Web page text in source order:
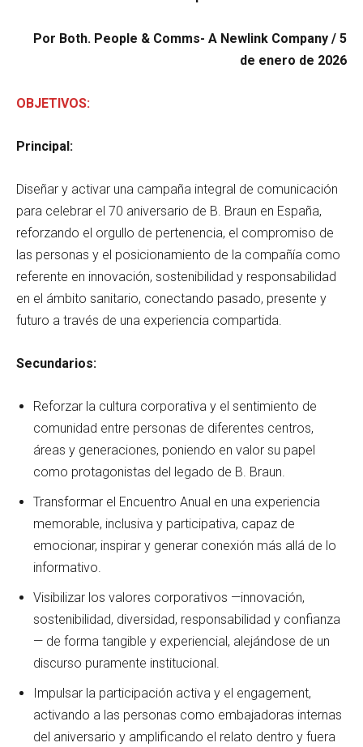
Por Both. People & Comms- A Newlink Company / 5
de enero de 2026
OBJETIVOS:
Principal:
Diseñar y activar una campaña integral de comunicación
para celebrar el 70 aniversario de B. Braun en España,
reforzando el orgullo de pertenencia, el compromiso de
las personas y el posicionamiento de la compañía como
referente en innovación, sostenibilidad y responsabilidad
en el ámbito sanitario, conectando pasado, presente y
futuro a través de una experiencia compartida.
Secundarios:
Reforzar la cultura corporativa y el sentimiento de
comunidad entre personas de diferentes centros,
áreas y generaciones, poniendo en valor su papel
como protagonistas del legado de B. Braun.
Transformar el Encuentro Anual en una experiencia
memorable, inclusiva y participativa, capaz de
emocionar, inspirar y generar conexión más allá de lo
informativo.
Visibilizar los valores corporativos —innovación,
sostenibilidad, diversidad, responsabilidad y confianza
— de forma tangible y experiencial, alejándose de un
discurso puramente institucional.
Impulsar la participación activa y el engagement,
activando a las personas como embajadoras internas
del aniversario y amplificando el relato dentro y fuera